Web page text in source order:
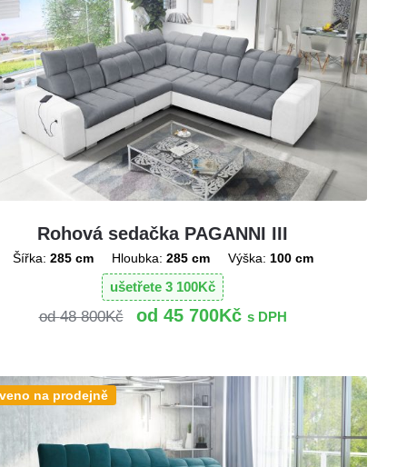
Rohová sedačka PAGANNI III
Šířka: 285 cm Hloubka: 285 cm Výška: 100 cm
ušetřete3 100Kč
48 800Kč 45 700Kč s DPH
na prodejně